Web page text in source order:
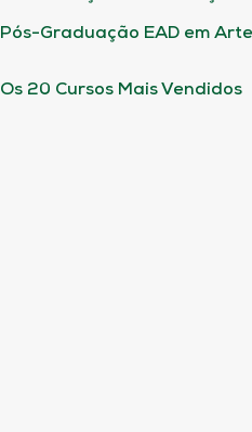
Pós-Graduação EAD em
Os 20 Cursos Mais Vendidos